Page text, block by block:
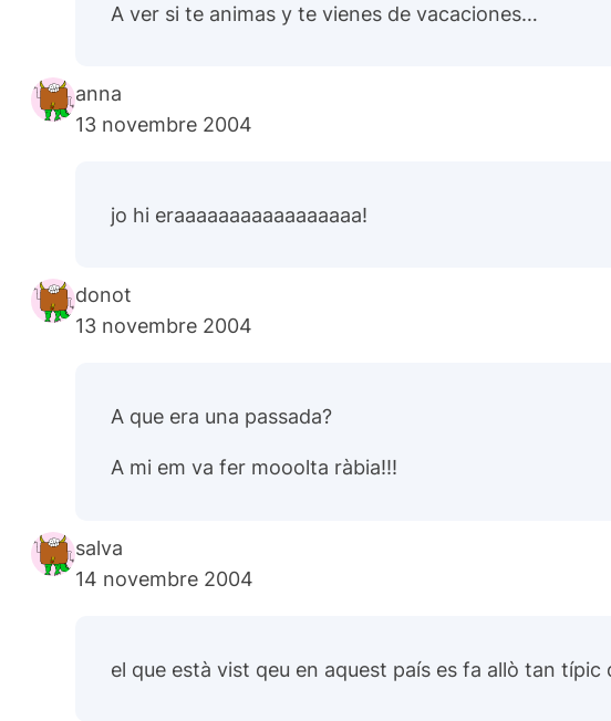
A ver si te animas y te vienes de vacaciones…
anna
13 novembre 2004
jo hi eraaaaaaaaaaaaaaaaa!
donot
13 novembre 2004
A que era una passada?
A mi em va fer mooolta ràbia!!!
salva
14 novembre 2004
el que està vist qeu en aquest país es fa allò tan típic